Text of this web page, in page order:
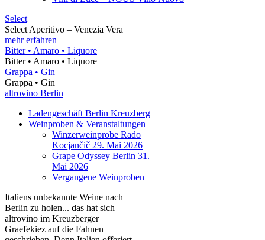
Select
Select Aperitivo – Venezia Vera
mehr erfahren
Bitter • Amaro • Liquore
Bitter • Amaro • Liquore
Grappa • Gin
Grappa • Gin
Ladengeschäft Berlin Kreuzberg
Weinproben & Veranstaltungen
Winzerweinprobe Rado
Kocjančič 29. Mai 2026
Grape Odyssey Berlin 31.
Mai 2026
Italiens unbekannte Weine nach
Berlin zu holen... das hat sich
altrovino im Kreuzberger